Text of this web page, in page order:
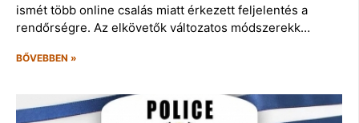
ismét több online csalás miatt érkezett feljelentés a
rendőrségre. Az elkövetők változatos módszerekk…
BŐVEBBEN »